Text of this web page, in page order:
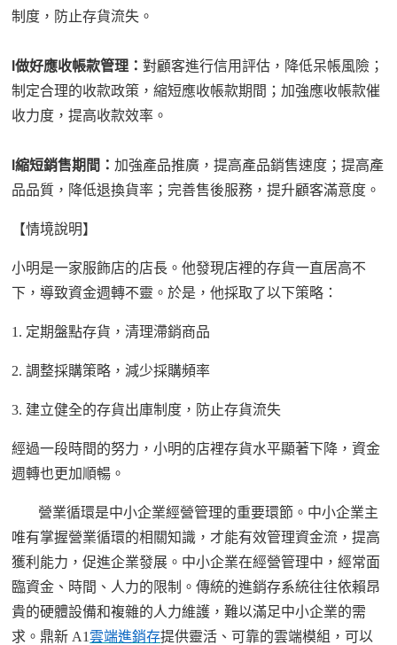
制度，防止存貨流失。
l做好應收帳款管理：對顧客進行信用評估，降低呆帳風險；
制定合理的收款政策，縮短應收帳款期間；加強應收帳款催
收力度，提高收款效率。
l縮短銷售期間：加強產品推廣，提高產品銷售速度；提高產
品品質，降低退換貨率；完善售後服務，提升顧客滿意度。
【情境說明】
小明是一家服飾店的店長。他發現店裡的存貨一直居高不
下，導致資金週轉不靈。於是，他採取了以下策略 ：
1. 定期盤點存貨，清理滯銷商品
2.調整採購策略，減少採購頻率
3. 建立健全的存貨出庫制度，防止存貨流失
經過一段時間的努力，小明的店裡存貨水平顯著下降，資金
週轉也更加順暢。
營業循環是中小企業經營管理的重要環節。中小企業主
唯有掌握營業循環的相關知識，才能有效管理資金流，提高
獲利能力，促進企業發展。 中小企業在經營管理中，經常面
臨資金、時間、人力的限制。傳統的進銷存系統往往依賴昂
貴的硬體設備和複雜的人力維護，難以滿足中小企業的需
求。鼎新 A1雲端進銷存提供靈活、可靠的雲端模組，可以